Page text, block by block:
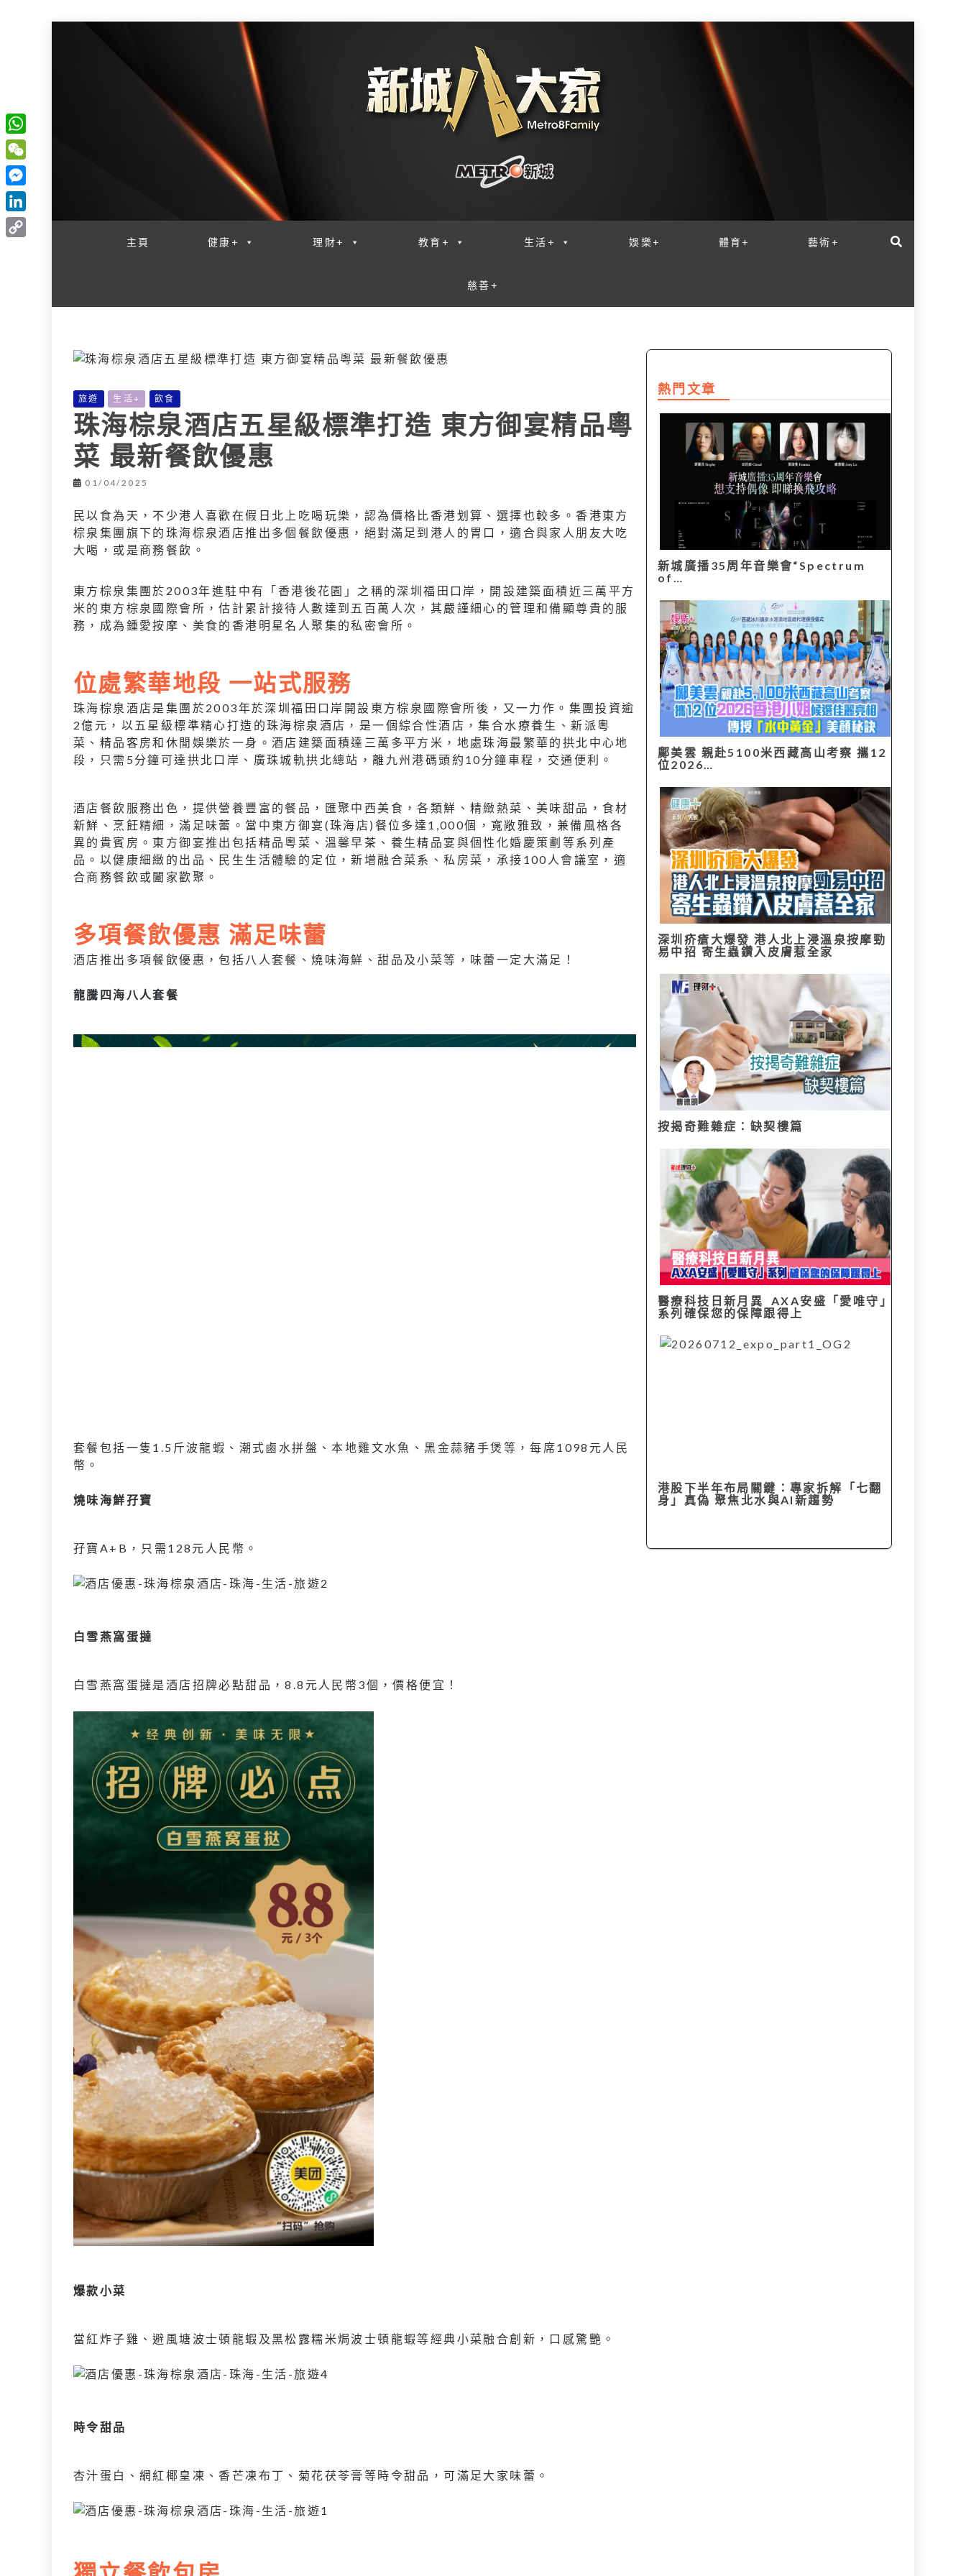
主頁 健康+ 理財+ 教育+ 生活+ 娛樂+ 體育+ 藝術+
慈善+
旅遊 生活+ 飲食
珠海棕泉酒店五星級標準打造 東方御宴精品粵
菜 最新餐飲優惠
01/04/2025
民以食為天，不少港人喜歡在假日北上吃喝玩樂，認為價格比香港划算、選擇也較多。香港東方
棕泉集團旗下的珠海棕泉酒店推出多個餐飲優惠，絕對滿足到港人的胃口，適合與家人朋友大吃
大喝，或是商務餐飲。
東方棕泉集團於2003年進駐中有「香港後花園」之稱的深圳福田口岸，開設建築面積近三萬平方
米的東方棕泉國際會所，估計累計接待人數達到五百萬人次，其嚴謹細心的管理和備顯尊貴的服
務，成為鍾愛按摩、美食的香港明星名人聚集的私密會所。
位處繁華地段 一站式服務
珠海棕泉酒店是集團於2003年於深圳福田口岸開設東方棕泉國際會所後，又一力作。集團投資逾
2億元，以五星級標準精心打造的珠海棕泉酒店，是一個綜合性酒店，集合水療養生、新派粵
菜、精品客房和休閒娛樂於一身。酒店建築面積達三萬多平方米，地處珠海最繁華的拱北中心地
段，只需5分鐘可達拱北口岸、廣珠城軌拱北總站，離九州港碼頭約10分鐘車程，交通便利。
酒店餐飲服務出色，提供營養豐富的餐品，匯聚中西美食，各類鮮、精緻熱菜、美味甜品，食材
新鮮、烹飪精細，滿足味蕾。當中東方御宴(珠海店)餐位多達1,000個，寬敞雅致，兼備風格各
異的貴賓房。東方御宴推出包括精品粵菜、溫馨早茶、養生精品宴與個性化婚慶策劃等系列產
品。以健康細緻的出品、民生生活體驗的定位，新增融合菜系、私房菜，承接100人會議室，適
合商務餐飲或闔家歡聚。
多項餐飲優惠 滿足味蕾
酒店推出多項餐飲優惠，包括八人套餐、燒味海鮮、甜品及小菜等，味蕾一定大滿足！
龍騰四海八人套餐
套餐包括一隻1.5斤波龍蝦、潮式鹵水拼盤、本地雞文水魚、黑金蒜豬手煲等，每席1098元人民
幣。
燒味海鮮孖寶
孖寶A+B，只需128元人民幣。
白雪燕窩蛋撻
白雪燕窩蛋撻是酒店招牌必點甜品，8.8元人民幣3個，價格便宜！
爆款小菜
當紅炸子雞、避風塘波士頓龍蝦及黑松露糯米焗波士頓龍蝦等經典小菜融合創新，口感驚艷。
時令甜品
杏汁蛋白、網紅椰皇凍、香芒凍布丁、菊花茯苓膏等時令甜品，可滿足大家味蕾。
熱門文章
新城廣播35周年音樂會“Spectrum
of…
鄺美雲 親赴5100米西藏高山考察 攜12
位2026…
深圳疥瘡大爆發 港人北上浸溫泉按摩勁
易中招 寄生蟲鑽入皮膚惹全家
按揭奇難雜症：缺契樓篇
醫療科技日新月異 AXA安盛「愛唯守」
系列確保您的保障跟得上
港股下半年布局關鍵：專家拆解「七翻
身」真偽 聚焦北水與AI新趨勢
W
h
a
t
s
W
e
C
h
M
e
s
L
i